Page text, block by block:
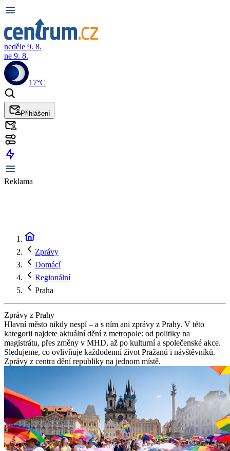
neděle 9. 8.
ne 9. 8.
17°C
Přihlášení
Reklama
Zprávy
Domácí
Regionální
Praha
Zprávy z Prahy
Hlavní město nikdy nespí – a s ním ani zprávy z Prahy. V této
kategorii najdete aktuální dění z metropole: od politiky na
magistrátu, přes změny v MHD, až po kulturní a společenské akce.
Sledujeme, co ovlivňuje každodenní život Pražanů i návštěvníků.
Zprávy z centra dění republiky na jednom místě.